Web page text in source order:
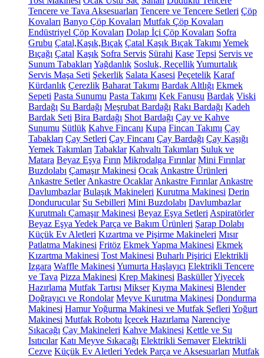
Tencere ve Tava Aksesuarları Tencere ve Tencere Setleri Çöp
Kovaları Banyo Çöp Kovaları Mutfak Çöp Kovaları
Endüstriyel Çöp Kovaları Dolap İçi Çöp Kovaları Sofra
Grubu Çatal,Kaşık,Bıçak Çatal Kaşık Bıçak Takımı Yemek
Bıçağı Çatal Kaşık Sofra Servis Sürahi Kase Tepsi Servis ve
Sunum Tabakları Yağdanlık Sosluk, ReçellikYumurtalık
Servis Maşa Seti Şekerlik Salata Kasesi Peçetelik Karaf
Kürdanlık Çerezlik Baharat Takımı Bardak Altlığı Ekmek
Sepeti Pasta Sunumu Pasta Takımı Kek Fanusu Bardak Viski
Bardağı Su Bardağı Meşrubat Bardağı Rakı Bardağı Kadeh
Bardak Seti Bira Bardağı Shot Bardağı Çay ve Kahve
Sunumu Sütlük Kahve Fincanı Kupa Fincan Takımı Çay
Tabakları Çay Setleri Çay Fincanı Çay Bardağı Çay Kaşığı
Yemek Takımları Tabaklar Kahvaltı Takımları Suluk ve
Matara Beyaz Eşya Fırın Mikrodalga Fırınlar Mini Fırınlar
Buzdolabı Çamaşır Makinesi Ocak Ankastre Ürünleri
Ankastre Setler Ankastre Ocaklar Ankastre Fırınlar Ankastre
Davlumbazlar Bulaşık Makineleri Kurutma Makinesi Derin
Dondurucular Su Sebilleri Mini Buzdolabı Davlumbazlar
Kurutmalı Çamaşır Makinesi Beyaz Eşya Setleri Aspiratörler
Beyaz Eşya Yedek Parça ve Bakım Ürünleri Şarap Dolabı
Küçük Ev Aletleri Kızartma ve Pişirme Makineleri Mısır
Patlatma Makinesi Fritöz Ekmek Yapma Makinesi Ekmek
Kızartma Makinesi Tost Makinesi Buharlı Pişirici Elektrikli
Izgara Waffle Makinesi Yumurta Haşlayıcı Elektrikli Tencere
ve Tava Pizza Makinesi Krep Makinesi BasküllerYiyecek
Hazırlama Mutfak Tartısı Mikser Kıyma Makinesi Blender
Doğrayıcı ve Rondolar Meyve Kurutma Makinesi Dondurma
Makinesi Hamur Yoğurma Makinesi ve Mutfak Şefleri Yoğurt
Makinesi Mutfak Robotu İçecek Hazırlama Narenciye
Sıkacağı Çay Makineleri Kahve Makinesi Kettle ve Su
Isıtıcılar Katı Meyve Sıkacağı Elektrikli Semaver Elektrikli
Cezve Küçük Ev Aletleri Yedek Parça ve Aksesuarları Mutfak